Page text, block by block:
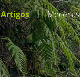
Artigos | Mecenas